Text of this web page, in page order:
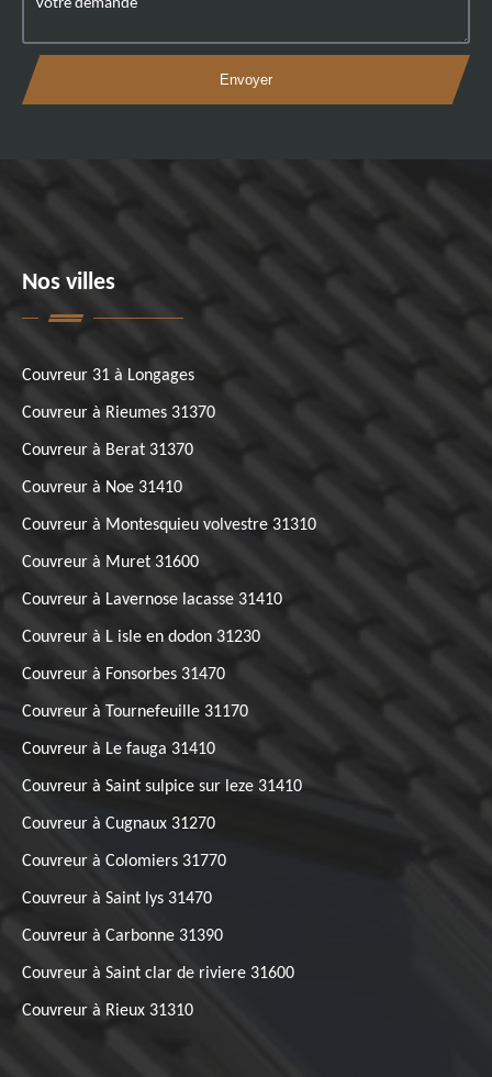
Nos villes
Couvreur 31 à Longages
Couvreur à Rieumes 31370
Couvreur à Berat 31370
Couvreur à Noe 31410
Couvreur à Montesquieu volvestre 31310
Couvreur à Muret 31600
Couvreur à Lavernose lacasse 31410
Couvreur à L isle en dodon 31230
Couvreur à Fonsorbes 31470
Couvreur à Tournefeuille 31170
Couvreur à Le fauga 31410
Couvreur à Saint sulpice sur leze 31410
Couvreur à Cugnaux 31270
Couvreur à Colomiers 31770
Couvreur à Saint lys 31470
Couvreur à Carbonne 31390
Couvreur à Saint clar de riviere 31600
Couvreur à Rieux 31310